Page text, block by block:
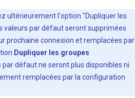
ultérieurement l'option "Dupliquer les
valeurs par défaut seront supprimées
prochaine connexion et remplacées par
Dupliquer les groupes
par défaut ne seront plus disponibles ni
remplacées par la configuration